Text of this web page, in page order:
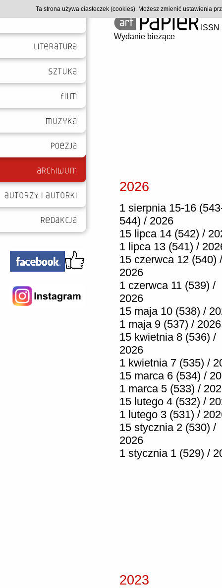
Wydanie bieżące
2026
1 sierpnia 15-16
544) / 2026
15 lipca 14 (542) /
1 lipca 13 (541) /
15 czerwca 12 (540) /
2026
1 czerwca 11 (539) /
2026
15 maja 10 (538) /
1 maja 9 (537) / 2026
15 kwietnia 8 (536) /
2026
1 kwietnia 7 (535) /
15 marca 6 (534) /
1 marca 5 (533) /
15 lutego 4 (532) /
1 lutego 3 (531) /
15 stycznia 2 (530) /
2026
1 stycznia 1 (529) /
2023
Ta strona używa ciasteczek (cookies). Możesz zmienić ustawienia